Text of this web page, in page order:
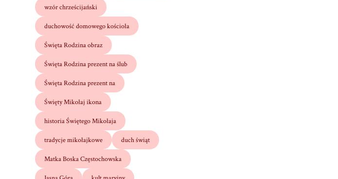
wzór chrześcijański
duchowość domowego kościoła
Święta Rodzina obraz
Święta Rodzina prezent na ślub
Święta Rodzina prezent na
Święty Mikołaj ikona
historia Świętego Mikołaja
tradycje mikołajkowe duch świąt
Matka Boska Częstochowska